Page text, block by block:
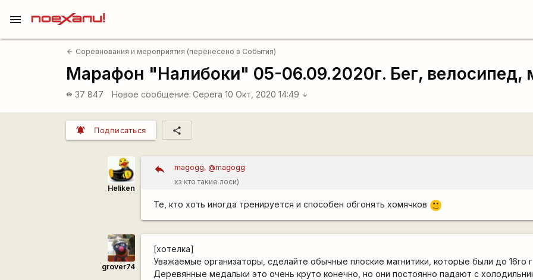
menu
arrow_back Соревнования и мероприятия (перенесено в События)
Марафон "Налибоки" 05-06.09.2020г. Бег, велосипед,
visibility 37 847 Новое сообщение: Cepera 10 Окт, 2020 14:49 arrow_downward
notifications_active Подписаться share
Heliken
magogg, @magogg
хз кто такие лоси)
Те, кто хоть иногда тренируется и способен обгонять хомячков :)
grover74
[хотелка]
Уважаемые организаторы, сделайте обычные плоские магнитики, которые были до 16го
Деревянные медальки это очень круто конечно, но они постоянно падают с